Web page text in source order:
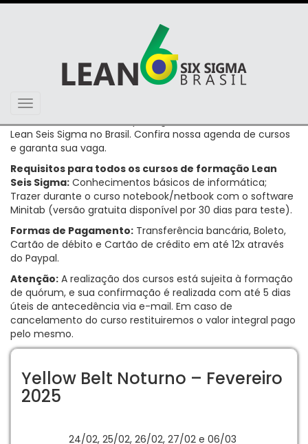
Toggle
navigation
Oferecemos a mais completa gama de cursos na área de
Lean Seis Sigma no Brasil. Confira nossa agenda de cursos
e garanta sua vaga.
Requisitos para todos os cursos de formação Lean
Seis Sigma: Conhecimentos básicos de informática;
Trazer durante o curso notebook/netbook com o software
Minitab (versão gratuita disponível por 30 dias para teste).
Formas de Pagamento: Transferência bancária, Boleto,
Cartão de débito e Cartão de crédito em até 12x através
do Paypal.
Atenção: A realização dos cursos está sujeita à formação
de quórum, e sua confirmação é realizada com até 5 dias
úteis de antecedência via e-mail. Em caso de
cancelamento do curso restituiremos o valor integral pago
pelo mesmo.
Yellow Belt Noturno – Fevereiro
2025
24/02, 25/02, 26/02, 27/02 e 06/03